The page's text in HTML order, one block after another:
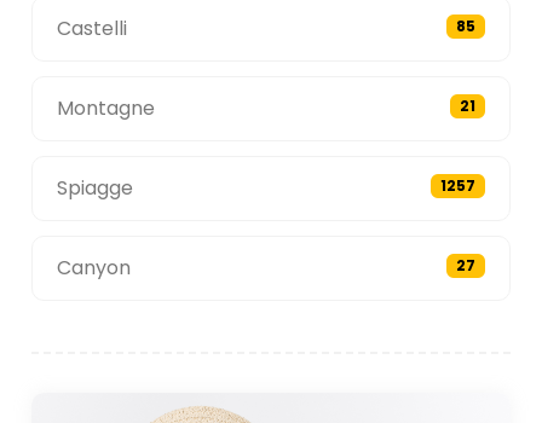
Castelli 85
Montagne 21
Spiagge 1257
Canyon 27